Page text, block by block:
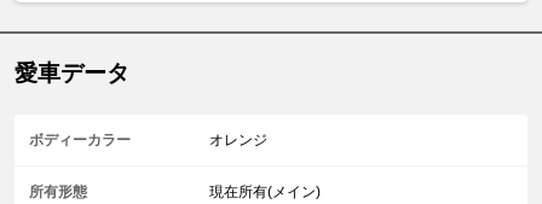
愛車データ
ボディーカラー オレンジ
所有形態 現在所有(メイン)